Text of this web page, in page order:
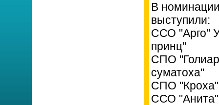
В
выступили:
ССО "Арго"
принц"
СПО
суматоха"
СПО "Кроха"
ССО "Анита"